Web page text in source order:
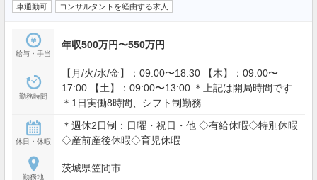
車通勤可
コンサルタントを経由する求人
給与・手当
年収500万円〜550万円
勤務時間
【月/火/水/金】：09:00〜18:30 【木】：09:00〜
17:00 【土】：09:00〜13:00 ＊上記は開局時間です
＊1日実働8時間、シフト制勤務
休日・休暇
＊週休2日制：日曜・祝日・他 ◇有給休暇◇特別休暇
◇産前産後休暇◇育児休暇
勤務地
茨城県笠間市